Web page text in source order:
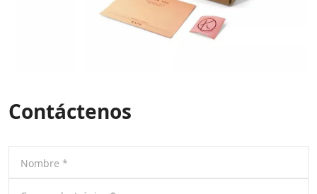
Contáctenos
Nombre *